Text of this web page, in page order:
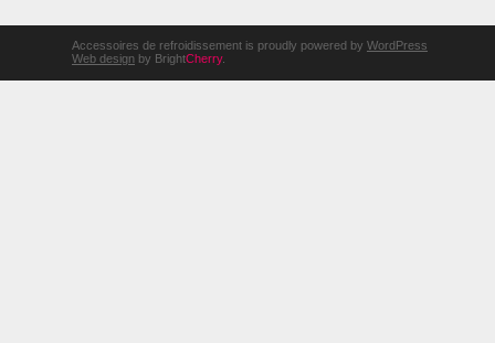
Accessoires de refroidissement is proudly powered by WordPress
Web design by BrightCherry.